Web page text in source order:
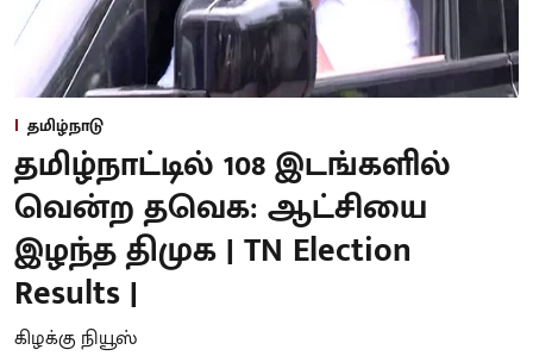
தமிழ்நாடு
தமிழ்நாட்டில் 108 இடங்களில்
வென்ற தவெக: ஆட்சியை
இழந்த திமுக | TN Election
Results |
கிழக்கு நியூஸ்